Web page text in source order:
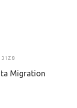
Migration